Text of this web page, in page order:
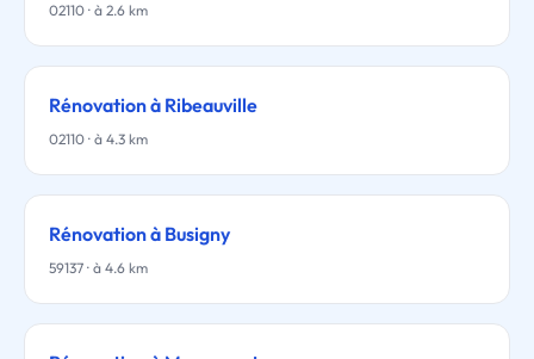
02110 · à 2.6 km
Rénovation à Ribeauville
02110 · à 4.3 km
Rénovation à Busigny
59137 · à 4.6 km